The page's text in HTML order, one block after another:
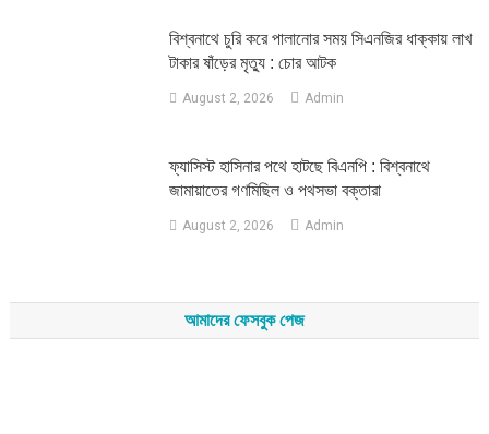
‎বিশ্বনাথে চুরি করে পালানোর সময় সিএনজির ধাক্কায় লাখ
টাকার ষাঁড়ের মৃত্যু : চোর আটক
August 2, 2026 Admin
‎ফ্যাসিস্ট হাসিনার পথে হাটছে বিএনপি : বিশ্বনাথে
জামায়াতের গণমিছিল ও পথসভা বক্তারা
August 2, 2026 Admin
আমাদের ফেসবুক পেজ